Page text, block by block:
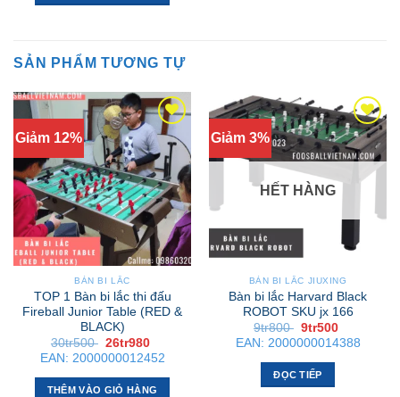
SẢN PHẨM TƯƠNG TỰ
Giảm 12%
BÀN BI LẮC
TOP 1 Bàn bi lắc thi đấu
Fireball Junior Table (RED &
BLACK)
30tr500 Giá
gốc
là:
30tr500 .
26tr980
hiện
tại
là:
26tr980 .
EAN: 2000000012452
THÊM VÀO GIỎ HÀNG
Giảm 3%
HẾT HÀNG
BÀN BI LẮC JIUXING
Bàn bi lắc Harvard Black
ROBOT SKU jx 166
9tr800 Giá
gốc
là:
9tr800 .
9tr500
hiện
tại
EAN: 2000000014388
ĐỌC TIẾP